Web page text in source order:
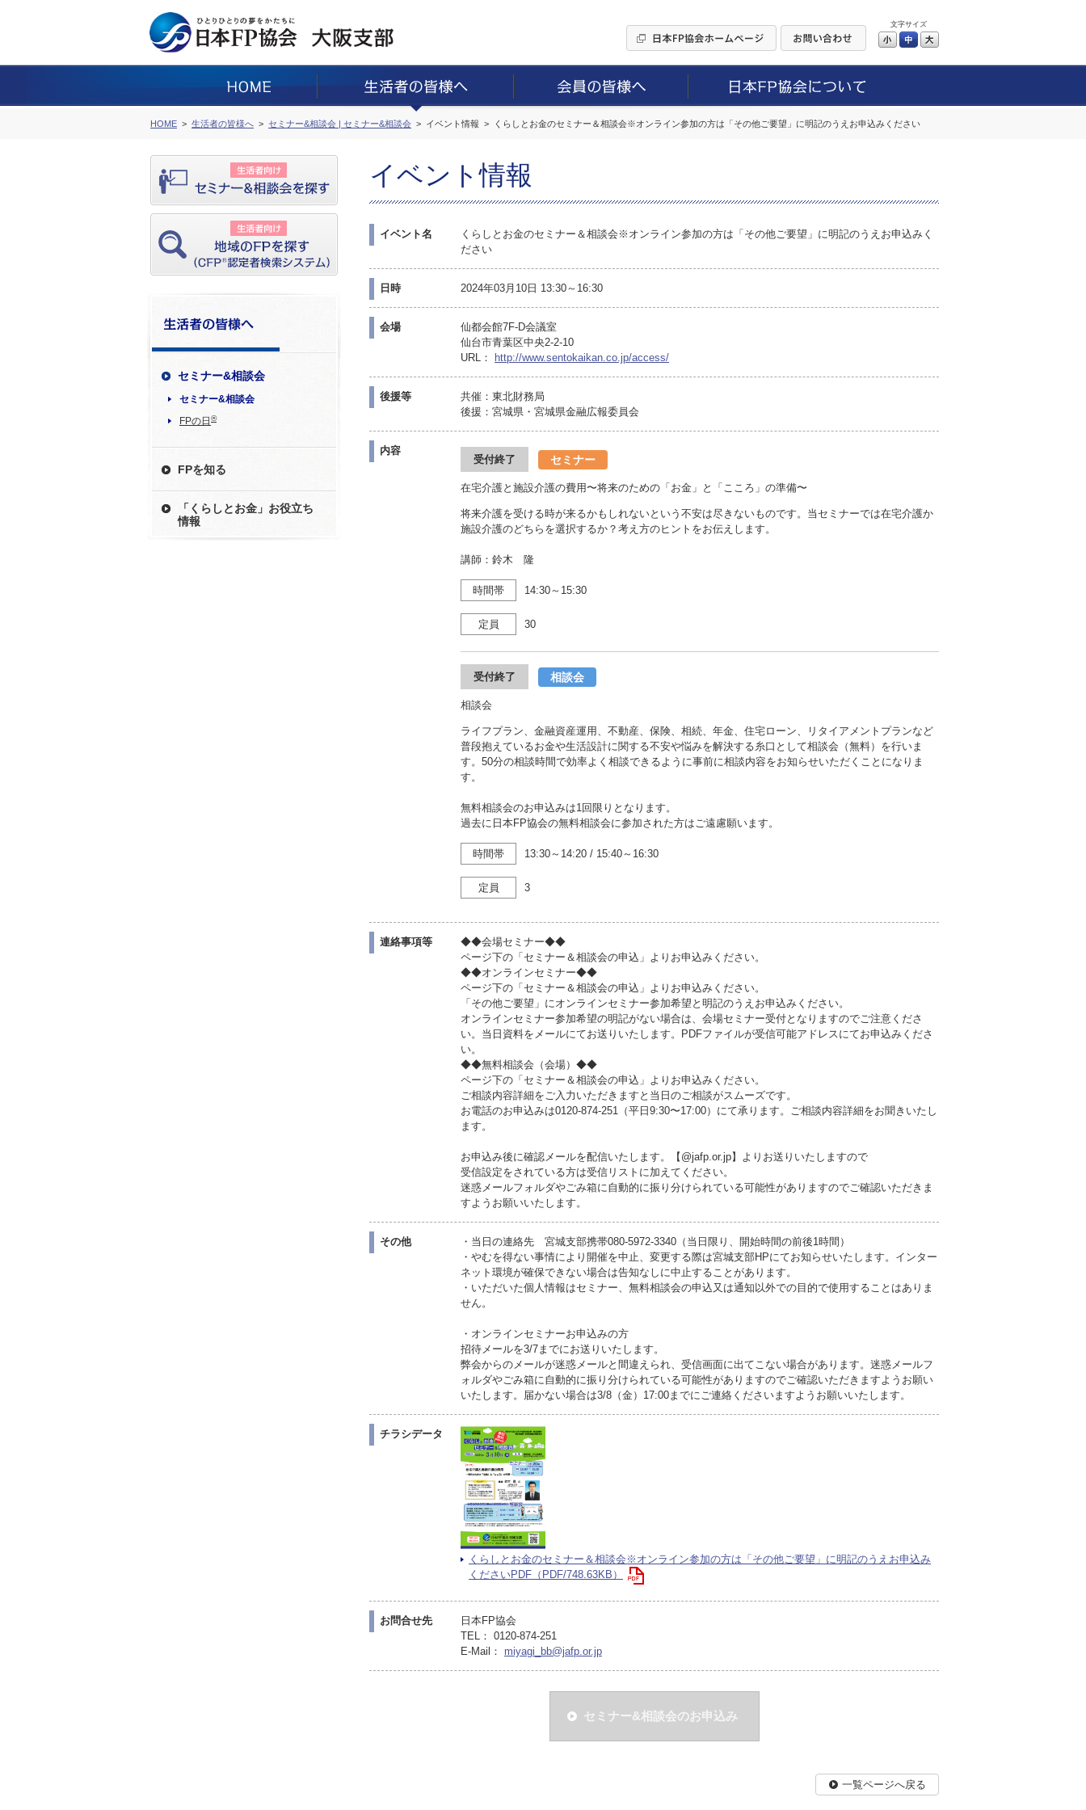
文字サイズ
小 中
HOME 生活者の皆様へ セミナー&相談会 | セミナー&相談会 イベント情報 くらしとお金のセミナー＆相談会※オンライン参加の方は「その他ご要望」に明記のうえお申込みください
セミナー&相談会
セミナー&相談会
FPの日 ®
FPを知る
「くらしとお金」お役立ち
情報
イベント情報
イベント名
くらしとお金のセミナー＆相談会※オンライン参加の方は「その他ご要望」に明記のうえお申込みく
ださい
日時 2024年03月10日 13:30～16:30
会場
仙都会館7F-D会議室
仙台市青葉区中央2-2-10
URL：
http://www.sentokaikan.co.jp/access/
後援等
共催：東北財務局
後援：宮城県・宮城県金融広報委員会
内容
受付終了 セミナー
在宅介護と施設介護の費用〜将来のための「お金」と「こころ」の準備〜
将来介護を受ける時が来るかもしれないという不安は尽きないものです。当セミナーでは在宅介護か
施設介護のどちらを選択するか？考え方のヒントをお伝えします。
講師：鈴木 隆
時間帯 14:30～15:30
定員 30
受付終了 相談会
相談会
ライフプラン、金融資産運用、不動産、保険、相続、年金、住宅ローン、リタイアメントプランなど
普段抱えているお金や生活設計に関する不安や悩みを解決する糸口として相談会（無料）を行いま
す。50分の相談時間で効率よく相談できるように事前に相談内容をお知らせいただくことになりま
す。
無料相談会のお申込みは1回限りとなります。
過去に日本FP協会の無料相談会に参加された方はご遠慮願います。
時間帯 13:30～14:20 / 15:40～16:30
定員 3
連絡事項等
◆◆会場セミナー◆◆
ページ下の「セミナー＆相談会の申込」よりお申込みください。
◆◆オンラインセミナー◆◆
ページ下の「セミナー＆相談会の申込」よりお申込みください。
「その他ご要望」にオンラインセミナー参加希望と明記のうえお申込みください。
オンラインセミナー参加希望の明記がない場合は、会場セミナー受付となりますのでご注意くださ
い。当日資料をメールにてお送りいたします。PDFファイルが受信可能アドレスにてお申込みくださ
い。
◆◆無料相談会（会場）◆◆
ページ下の「セミナー＆相談会の申込」よりお申込みください。
ご相談内容詳細をご入力いただきますと当日のご相談がスムーズです。
お電話のお申込みは0120-874-251（平日9:30〜17:00）にて承ります。ご相談内容詳細をお聞きいたし
ます。
お申込み後に確認メールを配信いたします。【@jafp.or.jp】よりお送りいたしますので
受信設定をされている方は受信リストに加えてください。
迷惑メールフォルダやごみ箱に自動的に振り分けられている可能性がありますのでご確認いただきま
すようお願いいたします。
その他
・当日の連絡先 宮城支部携帯080-5972-3340（当日限り、開始時間の前後1時間）
・やむを得ない事情により開催を中止、変更する際は宮城支部HPにてお知らせいたします。インター
ネット環境が確保できない場合は告知なしに中止することがあります。
・いただいた個人情報はセミナー、無料相談会の申込又は通知以外での目的で使用することはありま
せん。
・オンラインセミナーお申込みの方
招待メールを3/7までにお送りいたします。
弊会からのメールが迷惑メールと間違えられ、受信画面に出てこない場合があります。迷惑メールフ
ォルダやごみ箱に自動的に振り分けられている可能性がありますのでご確認いただきますようお願い
いたします。届かない場合は3/8（金）17:00までにご連絡くださいますようお願いいたします。
チラシデータ
くらしとお金のセミナー＆相談会※オンライン参加の方は「その他ご要望」に明記のうえお申込み
くださいPDF（PDF/748.63KB）
お問合せ先
日本FP協会
TEL： 0120-874-251
E-Mail： miyagi_bb@jafp.or.jp
セミナー&相談会のお申込み
一覧ページへ戻る